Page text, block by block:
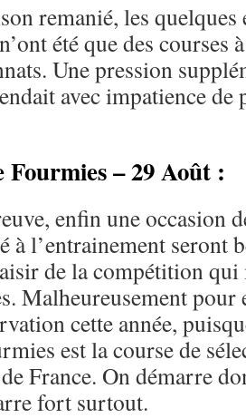
remanié, les
été que des courses
Une pression
avec impatience
– 29 Août :
enfin une occasion
à l’entrainement seront
de la compétition qui
Malheureusement pour
cette année,
est la course de
France. On démarre
fort surtout.